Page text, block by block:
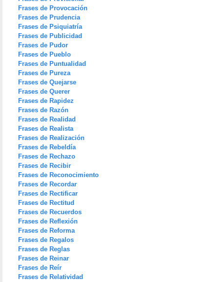
Frases de Provocación
Frases de Prudencia
Frases de Psiquiatría
Frases de Publicidad
Frases de Pudor
Frases de Pueblo
Frases de Puntualidad
Frases de Pureza
Frases de Quejarse
Frases de Querer
Frases de Rapidez
Frases de Razón
Frases de Realidad
Frases de Realista
Frases de Realización
Frases de Rebeldía
Frases de Rechazo
Frases de Recibir
Frases de Reconocimiento
Frases de Recordar
Frases de Rectificar
Frases de Rectitud
Frases de Recuerdos
Frases de Reflexión
Frases de Reforma
Frases de Regalos
Frases de Reglas
Frases de Reinar
Frases de Reír
Frases de Relatividad